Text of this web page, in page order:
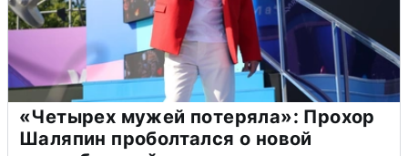
«Четырех мужей потеряла»: Прохор
Шаляпин проболтался о новой